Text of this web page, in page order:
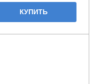
КУПИТЬ